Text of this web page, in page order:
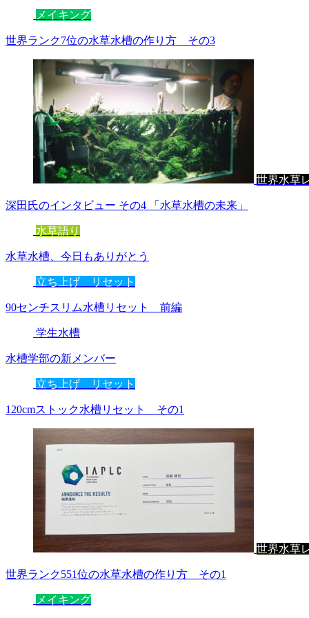
メイキング
世界ランク7位の水草水槽の作り方 その3
世界水草
深田氏のインタビュー その4 「水草水槽の未来」
水草語り
水草水槽、今日もありがとう
立ち上げ リセット
90センチスリム水槽リセット 前編
学生水槽
水槽学部の新メンバー
立ち上げ リセット
120cmストック水槽リセット その1
世界水草
世界ランク551位の水草水槽の作り方 その1
メイキング